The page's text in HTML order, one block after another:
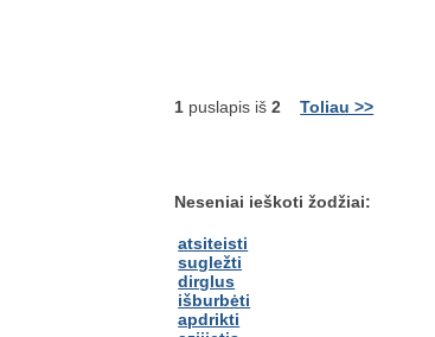
1 puslapis iš2 Toliau >>
Neseniai ieškoti žodžiai:
atsiteisti
sugležti
dirglus
išburbėti
apdrikti